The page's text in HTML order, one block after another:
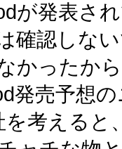
が発表さ
確認しな
かったか
発売予想
考えると